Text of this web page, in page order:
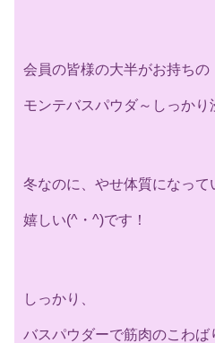
会員の皆様の大半がお持ちの
モンテバスパウダ～しっかり
冬なのに、やせ体質になって
嬉しい(^・^)です！
しっかり、
バスパウダーで筋肉のこわば